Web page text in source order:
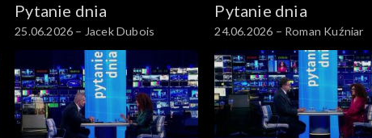
Pytanie dnia
25.06.2026 – Jacek Dubois
Pytanie dnia
24.06.2026 – Roman Kuźniar